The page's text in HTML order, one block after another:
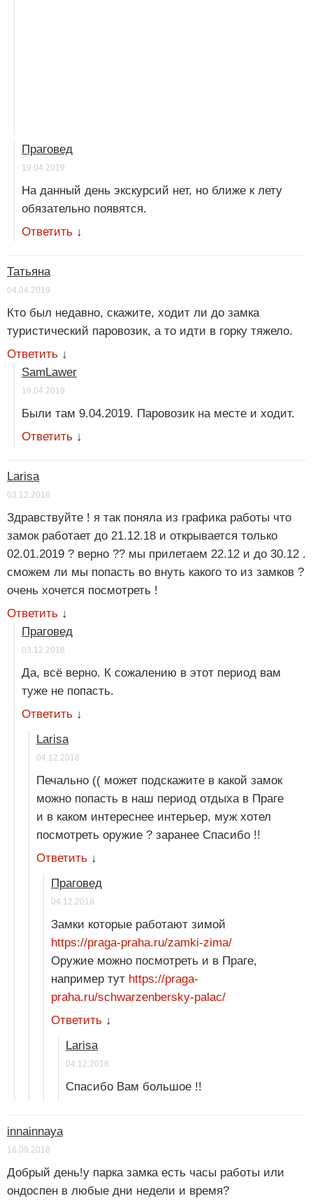
Праговед
19.04.2019
На данный день экскурсий нет, но ближе к лету
обязательно появятся.
Ответить ↓
Татьяна
04.04.2019
Кто был недавно, скажите, ходит ли до замка
туристический паровозик, а то идти в горку тяжело.
Ответить ↓
SamLawer
19.04.2019
Были там 9.04.2019. Паровозик на месте и ходит.
Ответить ↓
Larisa
03.12.2018
Здравствуйте ! я так поняла из графика работы что
замок работает до 21.12.18 и открывается только
02.01.2019 ? верно ?? мы прилетаем 22.12 и до 30.12 .
сможем ли мы попасть во внуть какого то из замков ?
очень хочется посмотреть !
Ответить ↓
Праговед
03.12.2018
Да, всё верно. К сожалению в этот период вам
туже не попасть.
Ответить ↓
Larisa
04.12.2018
Печально (( может подскажите в какой замок
можно попасть в наш период отдыха в Праге
и в каком интереснее интерьер, муж хотел
посмотреть оружие ? заранее Спасибо !!
Ответить ↓
Праговед
04.12.2018
Замки которые работают зимой
https://praga-praha.ru/zamki-zima/
Оружие можно посмотреть и в Праге,
например тут https://praga-
praha.ru/schwarzenbersky-palac/
Ответить ↓
Larisa
04.12.2018
Спасибо Вам большое !!
innainnaya
16.09.2018
Добрый день!у парка замка есть часы работы или
ондоспен в любые дни недели и время?